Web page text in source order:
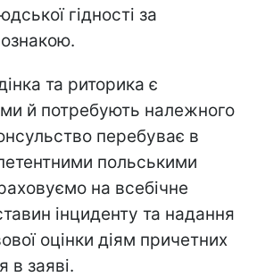
гідності за
та риторика є
й потребують належного
перебуває в
польськими
на всебічне
інциденту та надання
оцінки діям причетних
в заяві.